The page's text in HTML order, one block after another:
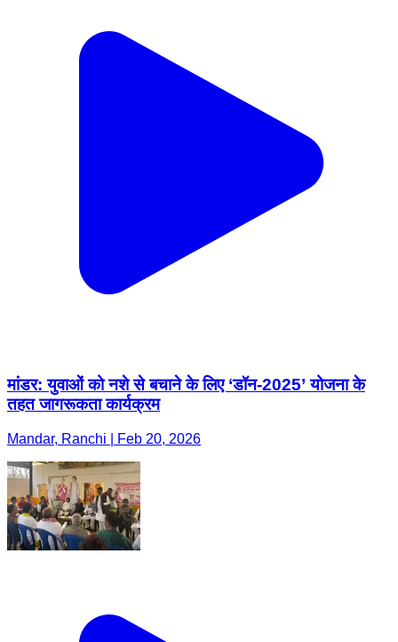
मांडर: युवाओं को नशे से बचाने के लिए ‘डॉन-2025’ योजना के
तहत जागरूकता कार्यक्रम
Mandar, Ranchi | Feb 20, 2026